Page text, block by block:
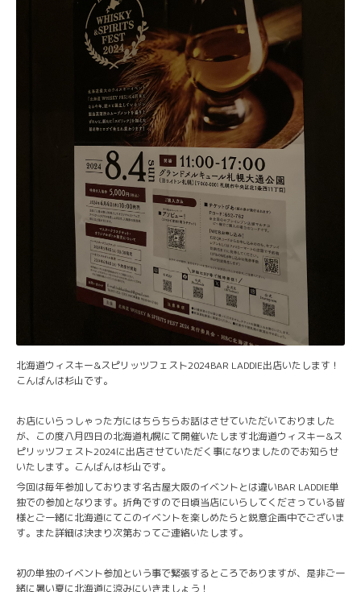
北海道ウィスキー&スピリッツフェスト2024BAR LADDIE出店いたします！
こんばんは杉山です。
お店にいらっしゃった方にはちらちらお話はさせていただいておりました
が、この度八月四日の北海道札幌にて開催いたします北海道ウィスキー&ス
ピリッツフェスト2024に出店させていただく事になりましたのでお知らせ
いたします。こんばんは杉山です。
今回は毎年参加しております名古屋大阪のイベントとは違いBAR LADDIE単
独での参加となります。折角ですので日頃当店にいらしてくださっている皆
様とご一緒に北海道にてこのイベントを楽しめたらと鋭意企画中でございま
す。また詳細は決まり次第おってご連絡いたします。
初の単独のイベント参加という事で緊張するところでありますが、是非ご一
緒に暑い夏に北海道に涼みにいきましょう！